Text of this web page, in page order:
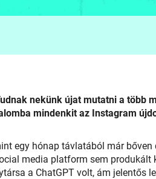
nekünk újat mutatni a több
mindenkit az Instagram
egy hónap távlatából már
media platform sem produkált
a ChatGPT volt, ám jelentős